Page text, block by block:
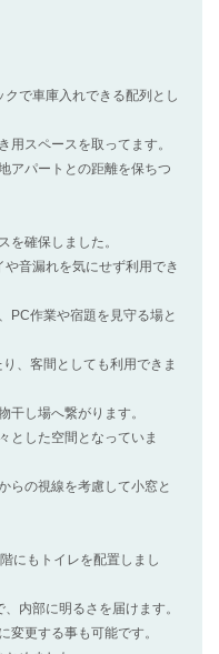
クで車庫入れできる配列とし
用スペースを取ってます。
アパートとの距離を保ちつ
を確保しました。
音漏れを気にせず利用でき
PC作業や宿題を見守る場と
、客間としても利用できま
干し場へ繋がります。
とした空間となっていま
らの視線を考慮して小窓と
にもトイレを配置しまし
内部に明るさを届けます。
変更する事も可能です。